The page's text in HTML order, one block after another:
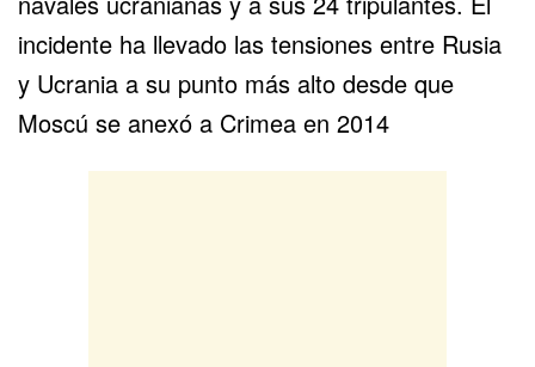
incidente ha llevado las tensiones entre Rusia
y Ucrania a su punto más alto desde que
Moscú se anexó a Crimea en 2014